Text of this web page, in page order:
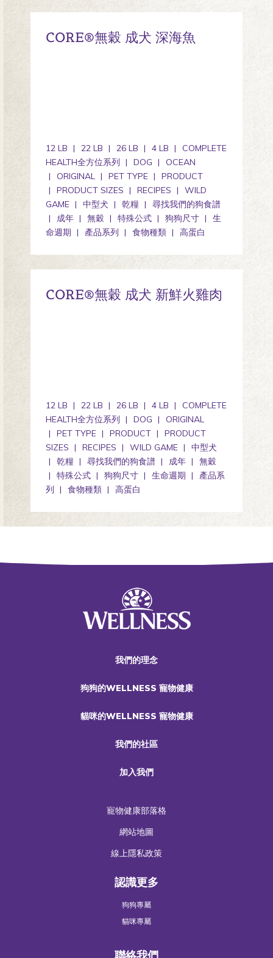
CORE®無穀 成犬 深海魚
12 LB 22 LB 26 LB 4 LB
COMPLETE
HEALTH全方位系列
DOG
OCEAN
ORIGINAL
PET TYPE
PRODUCT
PRODUCT SIZES
RECIPES
WILD
GAME
中型犬 乾糧
尋找我們的狗食譜
成年
無穀 特殊公式 狗狗尺寸
生
命週期
產品系列 食物種類 高蛋白
CORE®無穀 成犬 新鮮火雞肉
12 LB 22 LB 26 LB 4 LB
COMPLETE
HEALTH全方位系列
DOG
ORIGINAL
PET TYPE
PRODUCT
PRODUCT
SIZES
RECIPES WILD GAME
中型犬
乾糧
尋找我們的狗食譜 成年
無穀
特殊公式
狗狗尺寸 生命週期
產品系
列
食物種類 高蛋白
我們的理念
狗狗的WELLNESS 寵物健康
貓咪的WELLNESS 寵物健康
我們的社區
加入我們
寵物健康部落格
網站地圖
線上隱私政策
認識更多
狗狗專屬
貓咪專屬